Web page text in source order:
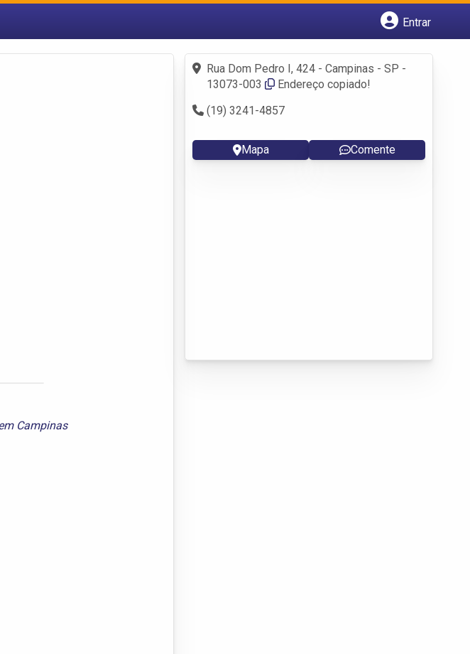
Entrar
Fazer login
Criar conta
Campinas
Rua Dom Pedro I, 424 - Campinas - SP -
13073-003
Endereço copiado!
(19) 3241-4857
Mapa Comente